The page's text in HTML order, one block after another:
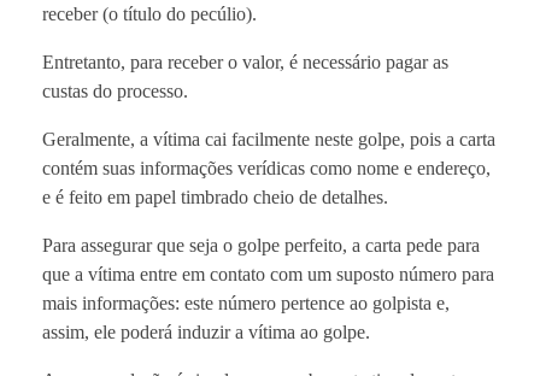
receber (o título do pecúlio).
Entretanto, para receber o valor, é necessário pagar as
custas do processo.
Geralmente, a vítima cai facilmente neste golpe, pois a carta
contém suas informações verídicas como nome e endereço,
e é feito em papel timbrado cheio de detalhes.
Para assegurar que seja o golpe perfeito, a carta pede para
que a vítima entre em contato com um suposto número para
mais informações: este número pertence ao golpista e,
assim, ele poderá induzir a vítima ao golpe.